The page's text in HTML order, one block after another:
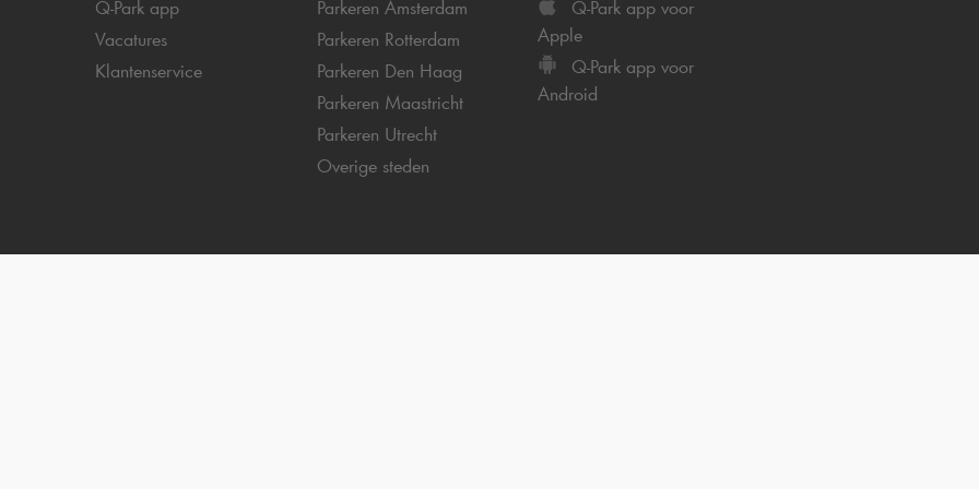
Q-Park app
Vacatures
Klantenservice
Parkeren Amsterdam
Parkeren Rotterdam
Parkeren Den Haag
Parkeren Maastricht
Parkeren Utrecht
Overige steden
Q-Park app voor
Apple
Q-Park app voor
Android